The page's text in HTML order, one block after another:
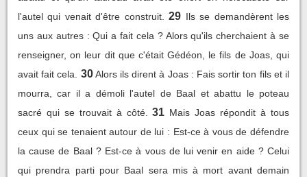
l'autel qui venait d'être construit.
29 Ils se demandèrent les
uns aux autres : Qui a fait cela ? Alors qu'ils cherchaient à se
renseigner, on leur dit que c'était Gédéon, le fils de Joas, qui
avait fait cela.
30 Alors ils dirent à Joas : Fais sortir ton fils et il
mourra, car il a démoli l'autel de Baal et abattu le poteau
sacré qui se trouvait à côté.
31 Mais Joas répondit à tous
ceux qui se tenaient autour de lui : Est-ce à vous de défendre
la cause de Baal ? Est-ce à vous de lui venir en aide ? Celui
qui prendra parti pour Baal sera mis à mort avant demain